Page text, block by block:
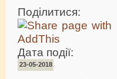
Поділитися:
Дата події:
23-05-2018